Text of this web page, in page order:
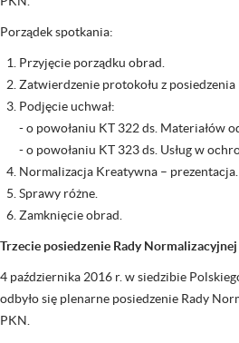
Porządek spotkania:
Przyjęcie porządku obrad.
Zatwierdzenie protokołu z
Podjęcie uchwał:
- o powołaniu KT 322 ds. Materiałów
- o powołaniu KT 323 ds. Usług w
Normalizacja Kreatywna – prezentacja.
Sprawy różne.
Zamknięcie obrad.
Trzecie posiedzenie Rady
4 października 2016 r. w siedzibie
odbyło się plenarne posiedzenie Rady
PKN.